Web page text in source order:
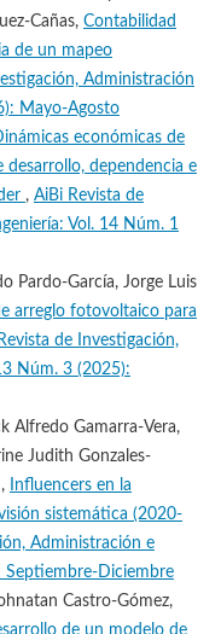
Cañas, Contabilidad
de un mapeo
Administración
Mayo-Agosto
económicas de
dependencia e
, AiBi Revista de
Vol. 14 Núm. 1
Pardo-García, Jorge Luis
arreglo fotovoltaico para
de Investigación,
Núm. 3 (2025):
Alfredo Gamarra-Vera,
Judith Gonzales-
Influencers en la
sistemática (2020-
Administración e
Septiembre-Diciembre
Castro-Gómez,
de un modelo de